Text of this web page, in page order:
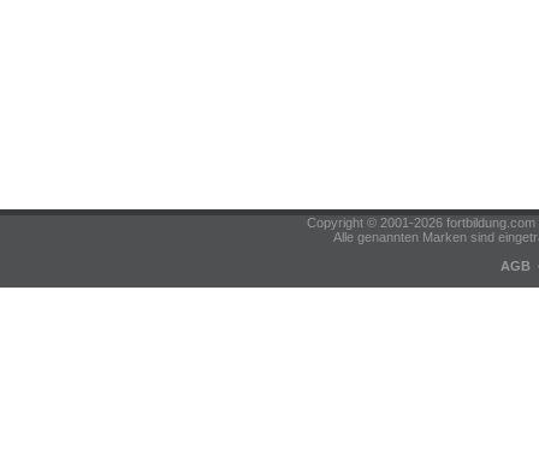
Copyright © 2001-2026
Alle genannten Marken sind
AGB